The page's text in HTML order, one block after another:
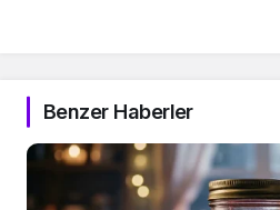
Benzer Haberler